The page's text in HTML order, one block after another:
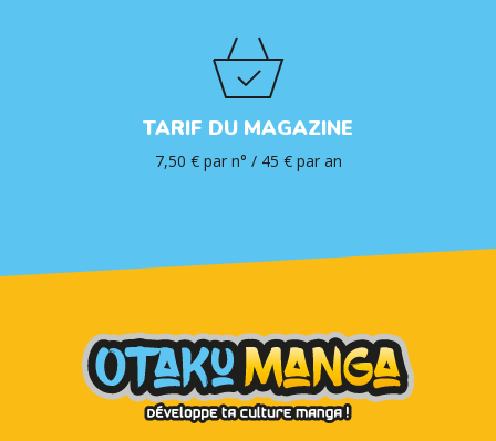
TARIF DU MAGAZINE
7,50 € par n° / 45 € par an